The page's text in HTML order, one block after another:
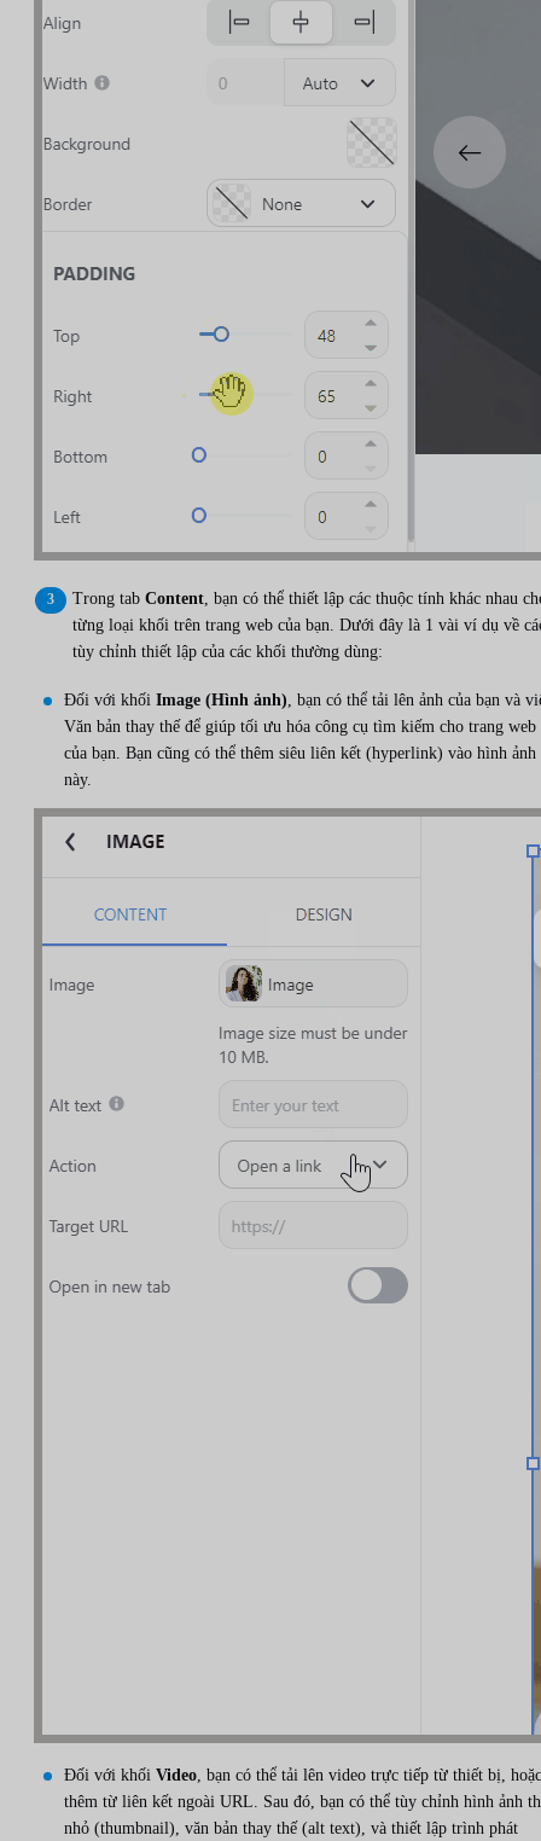
Trong tab Content, bạn có thể thiết lập các thuộc tính khác nhau
từng loại khối trên trang web của bạn. Dưới đây là 1 vài ví dụ về
tùy chỉnh thiết lập của các khối thường dùng:
Đối với khối Image (Hình ảnh) , bạn có thể tải lên ảnh của bạn và
Văn bản thay thế để giúp tối ưu hóa công cụ tìm kiếm cho trang web
của bạn. Bạn cũng có thể thêm siêu liên kết (hyperlink) vào hình ảnh
này.
Đối với khối Video , bạn có thể tải lên video trực tiếp từ thiết bị, hoặc
thêm từ liên kết ngoài URL. Sau đó, bạn có thể tùy chỉnh hình ảnh
nhỏ (thumbnail), văn bản thay thế (alt text), và thiết lập trình phát